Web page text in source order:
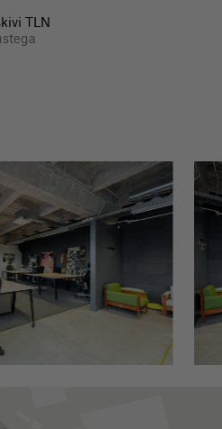
TLN